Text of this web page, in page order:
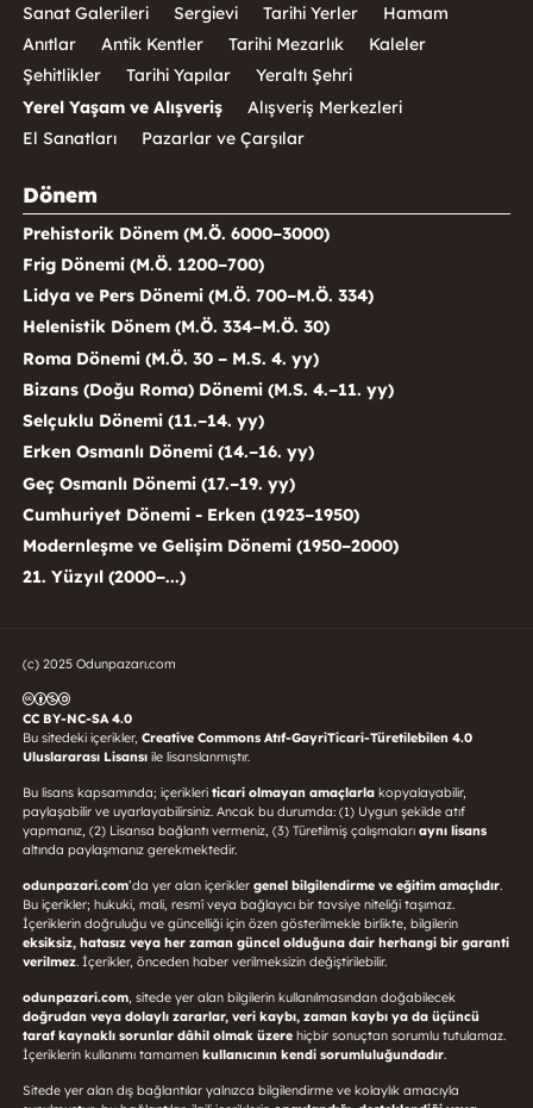
Sanat Galerileri
Sergievi Tarihi Yerler
Hamam
Anıtlar
Antik Kentler Tarihi Mezarlık
Kaleler
Şehitlikler
Tarihi Yapılar
Yeraltı Şehri
Yerel Yaşam ve Alışveriş
Alışveriş Merkezleri
El Sanatları
Pazarlar ve Çarşılar
Dönem
Prehistorik Dönem (M.Ö. 6000–3000)
Frig Dönemi (M.Ö. 1200–700)
Lidya ve Pers Dönemi (M.Ö. 700–M.Ö. 334)
Helenistik Dönem (M.Ö. 334–M.Ö. 30)
Roma Dönemi (M.Ö. 30 – M.S. 4. yy)
Bizans (Doğu Roma) Dönemi (M.S. 4.–11. yy)
Selçuklu Dönemi (11.–14. yy)
Erken Osmanlı Dönemi (14.–16. yy)
Geç Osmanlı Dönemi (17.–19. yy)
Cumhuriyet Dönemi - Erken (1923–1950)
Modernleşme ve Gelişim Dönemi (1950–2000)
21. Yüzyıl (2000–...)
(c) 2025 Odunpazarı.com
CC BY-NC-SA 4.0
Bu sitedeki içerikler, Creative Commons Atıf-GayriTicari-Türetilebilen 4.0
Uluslararası Lisansı ile lisanslanmıştır.
Bu lisans kapsamında; içerikleri ticari olmayan amaçlarlakopyalayabilir,
paylaşabilir ve uyarlayabilirsiniz. Ancak bu durumda: (1) Uygun şekilde atıf
yapmanız, (2) Lisansa bağlantı vermeniz, (3) Türetilmiş çalışmaları aynı lisans
altında paylaşmanız gerekmektedir.
odunpazari.com’da yer alan içerikler genel bilgilendirme ve eğitim amaçlıdır.
Bu içerikler; hukuki, mali, resmî veya bağlayıcı bir tavsiye niteliği taşımaz.
İçeriklerin doğruluğu ve güncelliği için özen gösterilmekle birlikte, bilgilerin
eksiksiz, hatasız veya her zaman güncel olduğuna dair herhangi bir garanti
verilmez. İçerikler, önceden haber verilmeksizin değiştirilebilir.
odunpazari.com, sitede yer alan bilgilerin kullanılmasından doğabilecek
doğrudan veya dolaylı zararlar, veri kaybı, zaman kaybı ya da üçüncü
taraf kaynaklı sorunlar dâhil olmak üzerehiçbir sonuçtan sorumlu tutulamaz.
İçeriklerin kullanımı tamamen kullanıcının kendi sorumluluğundadır.
Sitede yer alan dış bağlantılar yalnızca bilgilendirme ve kolaylık amacıyla